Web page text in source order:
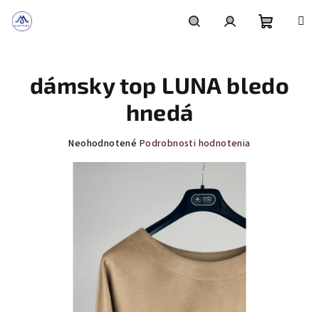
obsah
košík
dámsky top LUNA bledo
hnedá
Priemerné
hviezdičiek.
Neohodnotené Podrobnosti hodnotenia